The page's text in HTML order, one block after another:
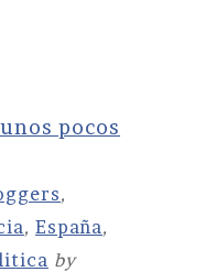
pocos
,
, España,
by